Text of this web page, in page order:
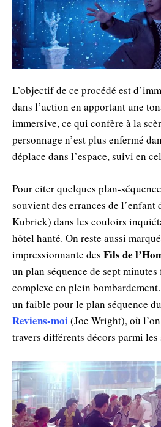
L’objectif de ce procédé est
dans l’action en apportant une
immersive, ce qui confère à la
personnage n’est plus enfermé
déplace dans l’espace, suivi en
Pour citer quelques plan-
souvient des errances de l’enfant
Kubrick) dans les couloirs
hôtel hanté. On reste aussi
impressionnante des Fils de
un plan séquence de sept
complexe en plein
un faible pour le plan séquence
Reviens-moi(Joe Wright), où
travers différents décors parmi les